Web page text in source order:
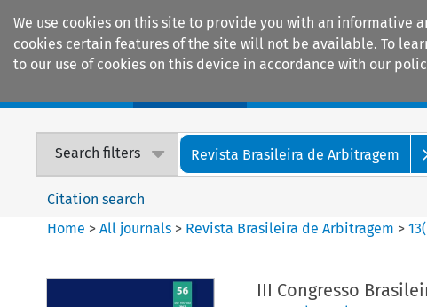
We use cookies on this site to provide you with an informative
cookies certain features of the site will not be available. To
to our use of cookies on this device in accordance with our
Search filters Revista Brasileira de Arbitragem
Citation search
Home >All journals > Revista Brasileira de Arbitragem >13(
III Congresso